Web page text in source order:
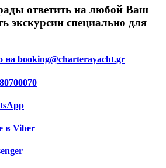
ответить на любой Ваш
экскурсии специально для
на booking@charterayacht.gr
в Viber